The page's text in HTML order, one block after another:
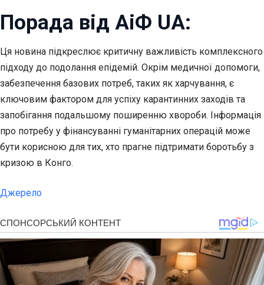
Порада від АіФ UA:
Ця новина підкреслює критичну важливість комплексного
підходу до подолання епідемій. Окрім медичної допомоги,
забезпечення базових потреб, таких як харчування, є
ключовим фактором для успіху карантинних заходів та
запобігання подальшому поширенню хвороби. Інформація
про потребу у фінансуванні гуманітарних операцій може
бути корисною для тих, хто прагне підтримати боротьбу з
кризою в Конго.
Джерело